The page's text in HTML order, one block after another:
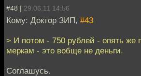
#48 | 29.06.11 14:56
Кому: Доктор ЗИП, #43
> И потом - 750 рублей - опять же
меркам - это вобще не деньги.
Соглашусь.